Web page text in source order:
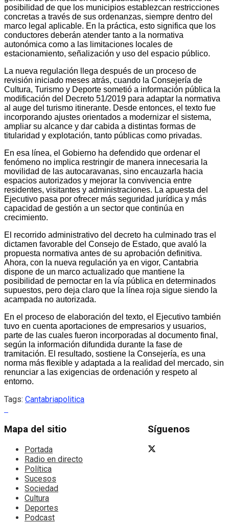
posibilidad de que los municipios establezcan restricciones
concretas a través de sus ordenanzas, siempre dentro del
marco legal aplicable. En la práctica, esto significa que los
conductores deberán atender tanto a la normativa
autonómica como a las limitaciones locales de
estacionamiento, señalización y uso del espacio público.
La nueva regulación llega después de un proceso de
revisión iniciado meses atrás, cuando la Consejería de
Cultura, Turismo y Deporte sometió a información pública la
modificación del Decreto 51/2019 para adaptar la normativa
al auge del turismo itinerante. Desde entonces, el texto fue
incorporando ajustes orientados a modernizar el sistema,
ampliar su alcance y dar cabida a distintas formas de
titularidad y explotación, tanto públicas como privadas.
En esa línea, el Gobierno ha defendido que ordenar el
fenómeno no implica restringir de manera innecesaria la
movilidad de las autocaravanas, sino encauzarla hacia
espacios autorizados y mejorar la convivencia entre
residentes, visitantes y administraciones. La apuesta del
Ejecutivo pasa por ofrecer más seguridad jurídica y más
capacidad de gestión a un sector que continúa en
crecimiento.
El recorrido administrativo del decreto ha culminado tras el
dictamen favorable del Consejo de Estado, que avaló la
propuesta normativa antes de su aprobación definitiva.
Ahora, con la nueva regulación ya en vigor, Cantabria
dispone de un marco actualizado que mantiene la
posibilidad de pernoctar en la vía pública en determinados
supuestos, pero deja claro que la línea roja sigue siendo la
acampada no autorizada.
En el proceso de elaboración del texto, el Ejecutivo también
tuvo en cuenta aportaciones de empresarios y usuarios,
parte de las cuales fueron incorporadas al documento final,
según la información difundida durante la fase de
tramitación. El resultado, sostiene la Consejería, es una
norma más flexible y adaptada a la realidad del mercado, sin
renunciar a las exigencias de ordenación y respeto al
entorno.
Tags: Cantabriapolitica
Mapa del sitio
Portada
Radio en directo
Política
Sucesos
Sociedad
Cultura
Deportes
Podcast
Síguenos